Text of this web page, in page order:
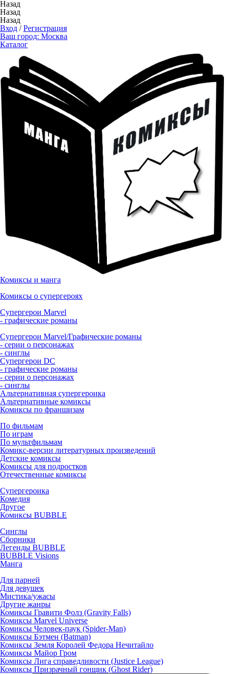
Назад
Назад
Назад
Вход /Регистрация
Ваш город: Москва
Каталог
Комиксы и манга
Комиксы о супергероях
Супергерои Marvel
- графические романы
Супергерои Marvel/Графические романы
- серии о персонажах
- синглы
Супергерои DC
- графические романы
- серии о персонажах
- синглы
Альтернативная супергероика
Альтернативные комиксы
Комиксы по франшизам
По фильмам
По играм
По мультфильмам
Комикс-версии литературных произведений
Детские комиксы
Комиксы для подростков
Отечественные комиксы
Супергероика
Комедия
Другое
Комиксы BUBBLE
Синглы
Сборники
Легенды BUBBLE
BUBBLE Visions
Манга
Для парней
Для девушек
Мистика/ужасы
Другие жанры
Комиксы Гравити Фолз (Gravity Falls)
Комиксы Marvel Universe
Комиксы Человек-паук (Spider-Man)
Комиксы Бэтмен (Batman)
Комиксы Земля Королей Федора Нечитайло
Комиксы Майор Гром
Комиксы Лига справедливости (Justice League)
Комиксы Призрачный гонщик (Ghost Rider)